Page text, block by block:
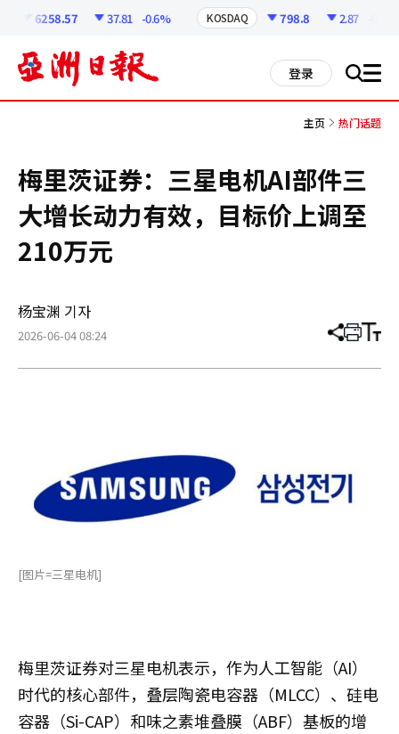
6258.57 37.81 -0.6% KOSDAQ 798.8 2.87
登录 搜 all
主页 热门话题
梅里茨证券：三星电机AI部件三
大增长动力有效，目标价上调至
210万元
杨宝渊 기자
2026-06-04 08:24 分
章
打 调
小
[图片=三星电机]
梅里茨证券对三星电机表示，作为人工智能（AI）
时代的核心部件，叠层陶瓷电容器（MLCC）、硅电
容器（Si-CAP）和味之素堆叠膜（ABF）基板的增